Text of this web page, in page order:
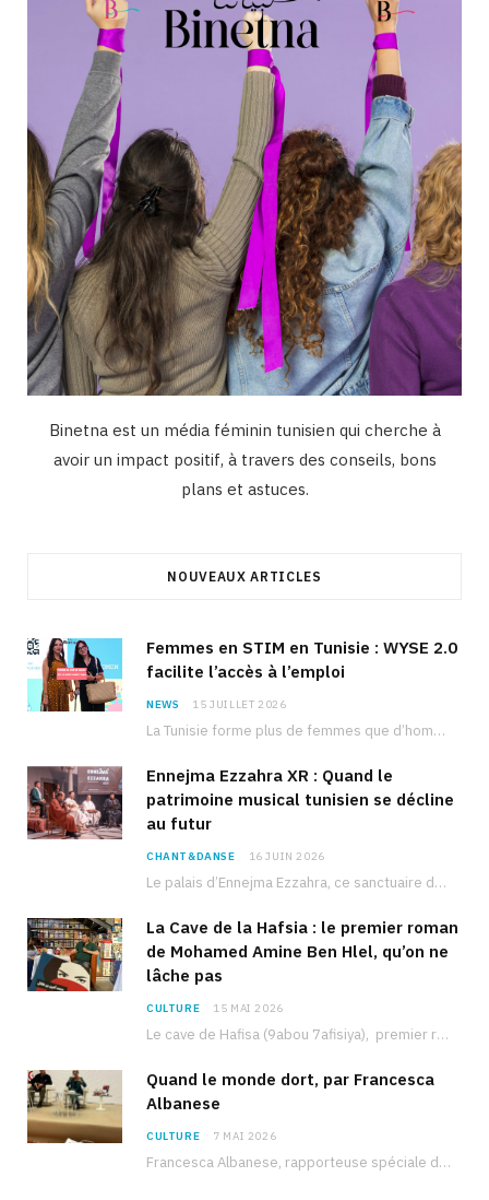
e
I
Binetna est un média féminin tunisien qui cherche à
avoir un impact positif, à travers des conseils, bons
plans et astuces.
NOUVEAUX ARTICLES
Femmes en STIM en Tunisie : WYSE 2.0
facilite l’accès à l’emploi
NEWS 15 JUILLET 2026
La Tunisie forme plus de femmes que d’hommes dans les filières scientifiques. Pourtant, pour beaucoup…
Ennejma Ezzahra XR : Quand le
patrimoine musical tunisien se décline
au futur
CHANT&DANSE 16 JUIN 2026
Le palais d’Ennejma Ezzahra, ce sanctuaire de la musique tunisienne et méditerranéenne construit par le…
La Cave de la Hafsia : le premier roman
de Mohamed Amine Ben Hlel, qu’on ne
lâche pas
CULTURE 15 MAI 2026
Le cave de Hafisa (9abou 7afisiya), premier roman du journaliste tunisien Mohamed Amine Ben Hlel,…
Quand le monde dort, par Francesca
Albanese
CULTURE 7 MAI 2026
Francesca Albanese, rapporteuse spéciale de l’ONU sur les territoires palestiniens occupés, était à Tunis pour…